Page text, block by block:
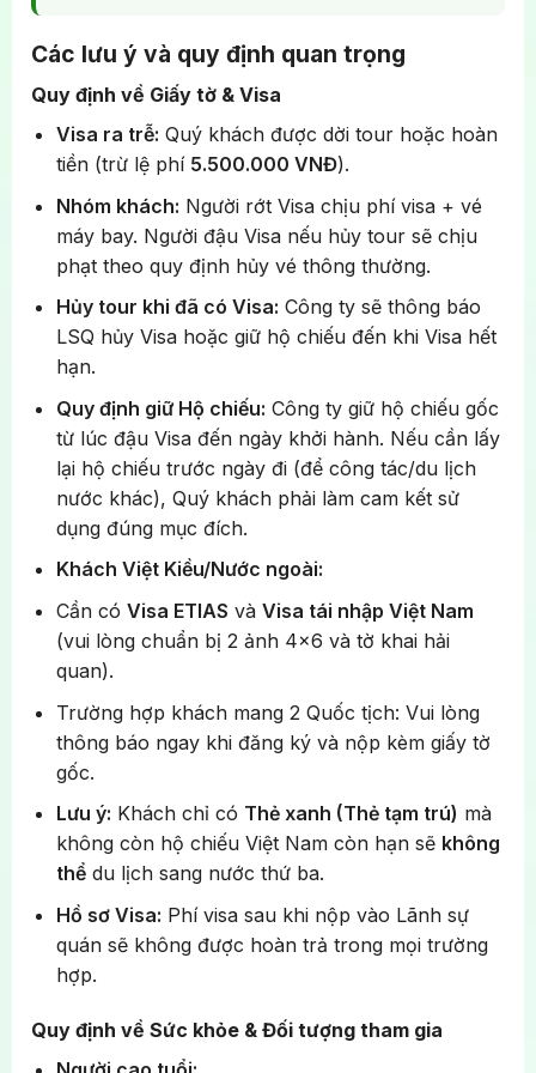
Tượng Chú bé đứng tè (Manneken Pis)
Check-in cùng bức tượng đồng nhỏ bé nhưng nổi
tiếng khắp thế giới, là biểu tượng văn hóa và tinh
thần hài hước của người dân Brussels.
Check-in với tượng chú bé đứng tè nổi tiếng
Mô hình Atomium
Chiêm ngưỡng biểu tượng của nước Bỉ hiện đại,
được xây dựng cho Hội chợ Thế giới 1958. Công
trình mô phỏng tinh thể sắt phóng đại 165 tỷ lần với
9 quả cầu thép khổng lồ sáng loáng, tạo nên một
kiến trúc độc đáo “có một không hai”.
Chiêm ngưỡng biểu tượng của nước Bỉ – Mô hình
Dạo bước trên Champs Elysees – Đại lộ Thiên Đàng
Bảo tàng nghệ thuật The Louvre
Quý khách tham quan bên ngoàiBảo tàng nghệ
thuật The Louvremột trong những bảo tàng lớn và
nổi tiếng bậc nhất thế giới. Đây là điểm đến tuyệt
vời mà các tín đồ nghệ thuật không thể bỏ lỡ, nơi
lưu giữ bức tranh Mona Lisa huyền thoại.
Tháp Eiffel
Chiêm ngưỡng công trình kiến trúc bằng thép vĩ đại
của hai thế kỷ trước, đến nay vẫn là biểu tượng
kiêu hãnh của Paris và niềm tự hào của người dân
bên dòng sông Seine thơ mộng, quý khách sẽ cảm
nhận được vẻ đẹp tráng lệ và lưu lại những bức
ảnh kỷ niệm tuyệt đẹp với biểu tượng nổi tiếng nhất
thế giới này.
Lucerne. Tại đây, quý khách sẽ được chiêm ngưỡng
thương hiệu hàng đầu thế giới với chất lượng và độ
chính xác tuyệt đối.
Nghỉ đêm tại Zurich hoặc khu vực lân cận
Tham quan các trung tâm kim hoàn và đồng hồ danh
tiếng tại Lucerne
Buổi chiều, Đoàn dùng cơm tại nhà hàng địa
Nghỉ đêm tại Milan
Hòa mình vào vẻ đẹp thơ mộng bên hồ Como
thương hiệu thời trang xa xỉ hàng đầu như Prada,
Gucci, Louis Vuitton, cùng các quán cà phê lịch sử,
tạo nên không gian đẳng cấp đậm chất Ý.
Buổi chiều, xe đưa Đoàn ra sân bay, quá cảnh tại
Ashgabat, Turkmenistan. Quý khách ăn uống trên
Nghỉ đêm trên máy bay
Mua sắm tại Trung tâm thương mại Vittorio Emanuelle
Các lưu ý và quy định quan trọng
Quy định về Giấy tờ & Visa
Visa ra trễ: Quý khách được dời tour hoặc hoàn
tiền (trừ lệ phí 5.500.000 VNĐ).
Nhóm khách: Người rớt Visa chịu phí visa + vé
máy bay. Người đậu Visa nếu hủy tour sẽ chịu
phạt theo quy định hủy vé thông thường.
Hủy tour khi đã có Visa: Công ty sẽ thông báo
LSQ hủy Visa hoặc giữ hộ chiếu đến khi Visa hết
hạn.
Quy định giữ Hộ chiếu: Công ty giữ hộ chiếu gốc
từ lúc đậu Visa đến ngày khởi hành. Nếu cần lấy
lại hộ chiếu trước ngày đi (để công tác/du lịch
nước khác), Quý khách phải làm cam kết sử
dụng đúng mục đích.
Khách Việt Kiều/Nước ngoài:
Cần có Visa ETIAS và Visa tái nhập Việt Nam
(vui lòng chuẩn bị 2 ảnh 4×6 và tờ khai hải
quan).
Trường hợp khách mang 2 Quốc tịch: Vui lòng
thông báo ngay khi đăng ký và nộp kèm giấy tờ
gốc.
Lưu ý: Khách chỉ có Thẻ xanh (Thẻ tạm trú) mà
không còn hộ chiếu Việt Nam còn hạn sẽ không
thểdu lịch sang nước thứ ba.
Hồ sơ Visa: Phí visa sau khi nộp vào Lãnh sự
quán sẽ không được hoàn trả trong mọi trường
hợp.
Quy định về Sức khỏe & Đối tượng tham gia